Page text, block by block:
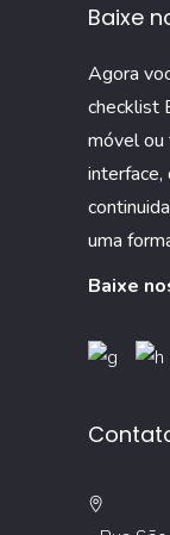
Baixe
Agora
checklist
móvel ou
interface,
uma
Baixe